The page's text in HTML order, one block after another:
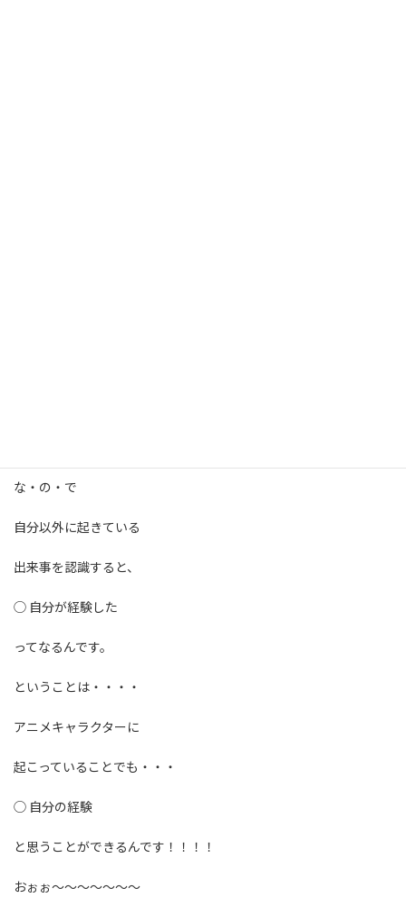
な・の・で
自分以外に起きている
出来事を認識すると、
◯ 自分が経験した
ってなるんです。
ということは・・・・
アニメキャラクターに
起こっていることでも・・・
◯ 自分の経験
と思うことができるんです！！！！
おぉぉ〜〜〜〜〜〜〜